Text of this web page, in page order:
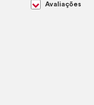
Avaliações